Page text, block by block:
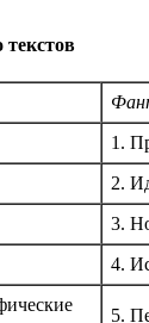
текстов
1.
2.
3.
4.
5.